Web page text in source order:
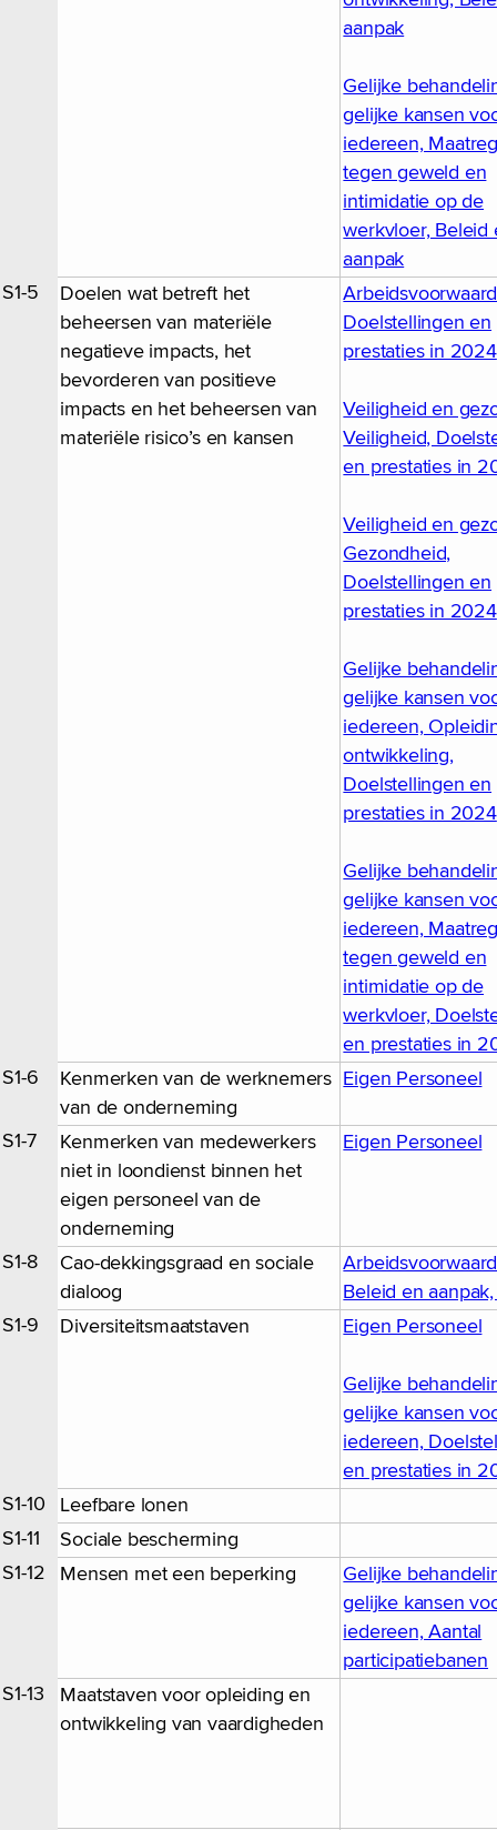
aanpak
Gelijke
gelijke kansen
iedereen,
tegen geweld en
intimidatie op de
werkvloer, Beleid
aanpak
S1-5
Doelen wat betreft het
beheersen van materiële
negatieve impacts, het
bevorderen van positieve
impacts en het beheersen van
materiële risico’s en kansen
Doelstellingen en
prestaties in 2024
Veiligheid en
Veiligheid,
en prestaties in
Veiligheid en
Gezondheid,
Doelstellingen en
prestaties in 2024
Gelijke
gelijke kansen
iedereen,
ontwikkeling,
Doelstellingen en
prestaties in 2024
Gelijke
gelijke kansen
iedereen,
tegen geweld en
intimidatie op de
werkvloer,
en prestaties in
S1-6
Kenmerken van de werknemers
van de onderneming
Eigen Personeel
S1-7
Kenmerken van medewerkers
niet in loondienst binnen het
eigen personeel van de
onderneming
Eigen Personeel
S1-8
Cao-dekkingsgraad en sociale
dialoog
Beleid en
S1-9
Diversiteitsmaatstaven Eigen Personeel
Gelijke
gelijke kansen
iedereen,
en prestaties in
S1-10
Leefbare lonen
S1-11
Sociale bescherming
S1-12
Mensen met een beperking
Gelijke
gelijke kansen
iedereen, Aantal
participatiebanen
S1-13
Maatstaven voor opleiding en
ontwikkeling van vaardigheden